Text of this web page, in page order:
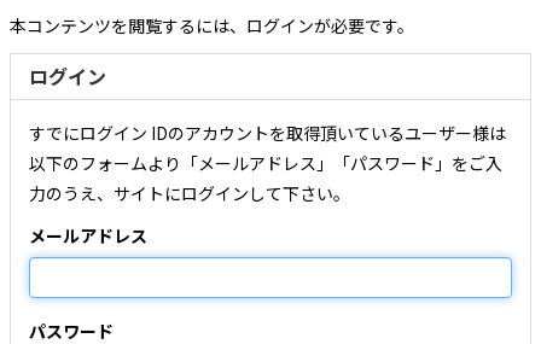
本コンテンツを閲覧するには、ログインが必要です。
ログイン
すでにログイン IDのアカウントを取得頂いているユーザー様は
以下のフォームより「メールアドレス」「パスワード」をご入
力のうえ、サイトにログインして下さい。
メールアドレス
パスワード